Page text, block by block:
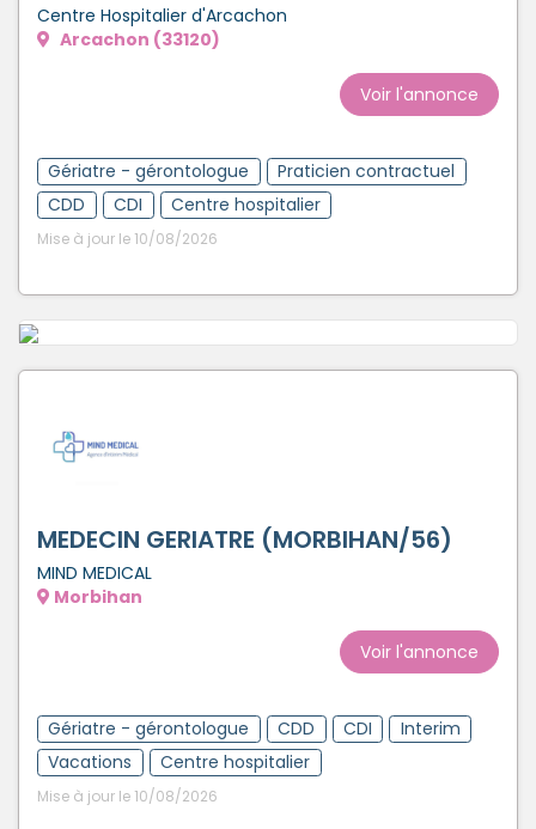
Centre Hospitalier d'Arcachon
Arcachon (33120)
Voir l'annonce
Gériatre - gérontologue
Praticien contractuel
CDD
CDI Centre hospitalier
Mise à jour le 10/08/2026
MEDECIN GERIATRE (MORBIHAN/56)
MIND MEDICAL
Morbihan
Voir l'annonce
Gériatre - gérontologue CDD CDI
Interim
Vacations
Centre hospitalier
Mise à jour le 10/08/2026